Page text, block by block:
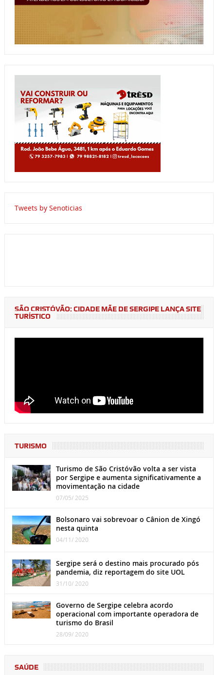
Tweets by Senoticias
SÃO CRISTÓVÃO: CIDADE MÃE DE SERGIPE LANÇA SITE
TURÍSTICO
TURISMO
Turismo de São Cristóvão volta a ser vista
por Sergipe e aumenta significativamente a
movimentação na cidade
07/05/ 2025
Bolsonaro vai sobrevoar o Cânion de Xingó
nesta quinta
04/11/ 2020
Sergipe será o destino mais procurado pós
pandemia, diz reportagem do site UOL
31/10/ 2020
Governo de Sergipe celebra acordo
operacional com importante operadora de
turismo do Brasil
28/09/ 2020
SAÚDE